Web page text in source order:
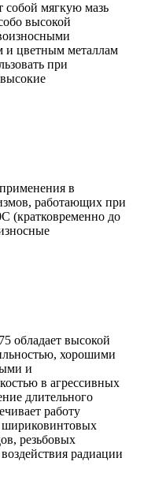
собой мягкую мазь
высокой
и цветным металлам
при
в
работающих при
(кратковременно до
обладает высокой
хорошими
и
в агрессивных
длительного
работу
шириковинтовых
резьбовых
радиации